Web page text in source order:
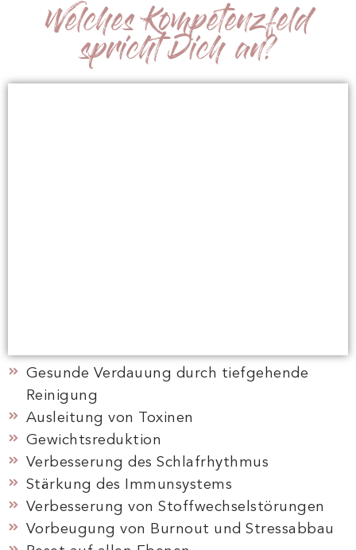
Welches Kompetenzfeld
spricht Dich an?
Gesunde Verdauung durch tiefgehende
Reinigung
Ausleitung von Toxinen
Gewichtsreduktion
Verbesserung des Schlafrhythmus
Stärkung des Immunsystems
Verbesserung von Stoffwechselstörungen
Vorbeugung von Burnout und Stressabbau